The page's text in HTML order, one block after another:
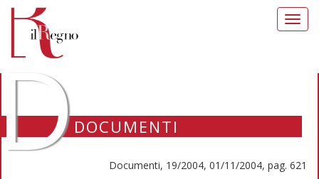
DOCUMENTI
Documenti, 19/2004, 01/11/2004, pag. 621